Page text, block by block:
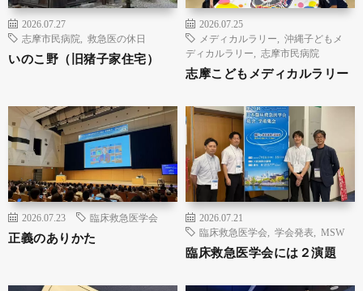
2026.07.27
志摩市民病院
救急医の休日
いのこ野（旧猪子家住宅）
2026.07.25
メディカルラリー
沖縄子どもメ
ディカルラリー
志摩市民病院
志摩こどもメディカルラリー
2026.07.23 臨床救急医学会
正義のありかた
2026.07.21
臨床救急医学会
学会発表 MSW
臨床救急医学会には２演題